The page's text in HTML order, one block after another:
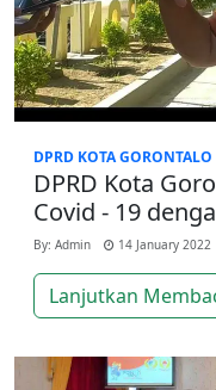
DPRD KOTA GORONTALO
DPRD Kota
Covid - 19
By: Admin 14 January
Lanjutkan